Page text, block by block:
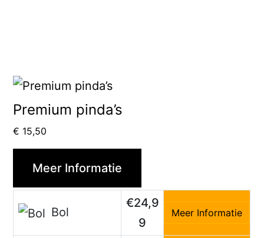
Premium pinda’s
€ 15,50
Meer Informatie
Bol
€24,9
9
Meer Informatie